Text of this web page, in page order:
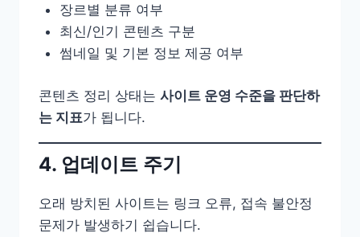
장르별 분류 여부
최신/인기 콘텐츠 구분
썸네일 및 기본 정보 제공 여부
콘텐츠 정리 상태는 사이트 운영 수준을 판단하
는 지표가 됩니다.
4. 업데이트 주기
오래 방치된 사이트는 링크 오류, 접속 불안정
문제가 발생하기 쉽습니다.